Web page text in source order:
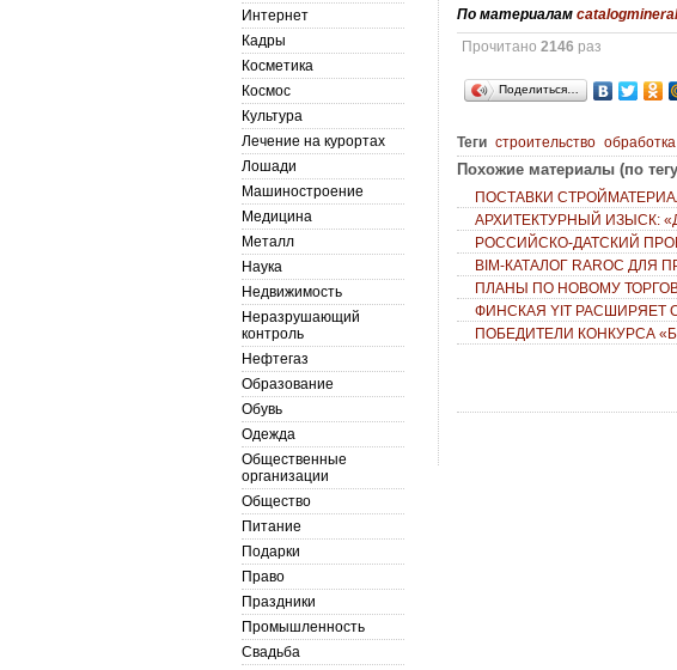
По материалам
Прочитано2146 раз
Поделиться…
Теги строительство
Похожие материалы (по
ПОСТАВКИ
АРХИТЕКТУРНЫЙ ИЗЫСК:
РОССИЙСКО-ДАТСКИЙ
ВIМ-КАТАЛОГ RAROC ДЛЯ
ПЛАНЫ ПО НОВОМУ
ФИНСКАЯ YIT РАСШИРЯЕТ
ПОБЕДИТЕЛИ КОНКУРСА
Интернет
Кадры
Косметика
Космос
Культура
Лечение на курортах
Лошади
Машиностроение
Медицина
Металл
Наука
Недвижимость
Неразрушающий
контроль
Нефтегаз
Образование
Обувь
Одежда
Общественные
организации
Общество
Питание
Подарки
Право
Праздники
Промышленность
Свадьба